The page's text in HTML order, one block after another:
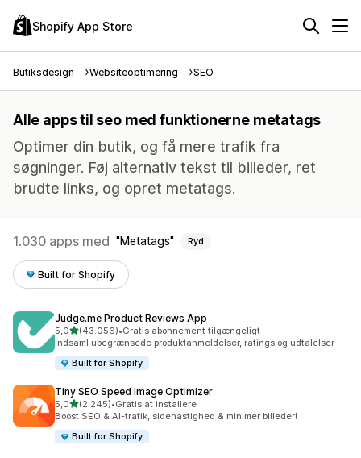
Shopify App Store
Butiksdesign Websiteoptimering SEO
Alle apps til seo med funktionerne metatags
Optimer din butik, og få mere trafik fra
søgninger. Føj alternativ tekst til billeder, ret
brudte links, og opret metatags.
1.030 apps med Metatags Ryd
Built for Shopify
Judge.me Product Reviews App
5,0ud af 5 stjerner
(43.056)
43056 anmeldelser i alt
•Gratis abonnement tilgængeligt
Indsaml ubegrænsede produktanmeldelser, ratings og udtalelser
Built for Shopify
Tiny SEO Speed Image Optimizer
5,0ud af 5 stjerner
(2.245)
2245 anmeldelser i alt
•Gratis at installere
Boost SEO & AI-trafik, sidehastighed & minimer billeder!
Built for Shopify